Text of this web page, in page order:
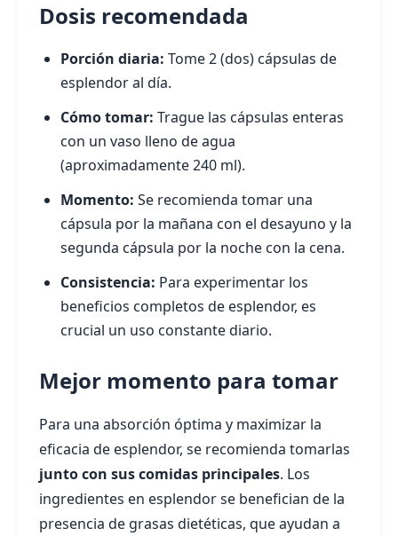
Dosis recomendada
Porción diaria: Tome 2 (dos) cápsulas de
esplendor al día.
Cómo tomar: Trague las cápsulas enteras
con un vaso lleno de agua
(aproximadamente 240 ml).
Momento: Se recomienda tomar una
cápsula por la mañana con el desayuno y la
segunda cápsula por la noche con la cena.
Consistencia: Para experimentar los
beneficios completos de esplendor, es
crucial un uso constante diario.
Mejor momento para tomar
Para una absorción óptima y maximizar la
eficacia de esplendor, se recomienda tomarlas
junto con sus comidas principales. Los
ingredientes en esplendor se benefician de la
presencia de grasas dietéticas, que ayudan a